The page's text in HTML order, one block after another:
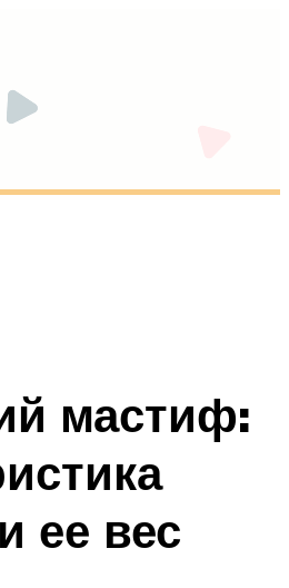
мастиф:
ее вес